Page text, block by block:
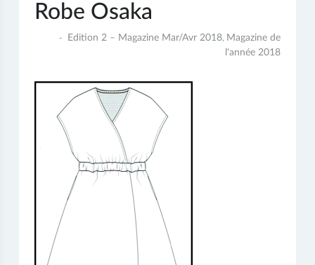
Robe Osaka
Edition 2 – Magazine Mar/Avr 2018, Magazine de
l'année 2018